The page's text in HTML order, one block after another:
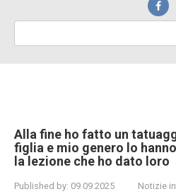
Alla fine ho fatto un
figlia e mio genero lo
la lezione che ho dato loro
Published by: 09.09.2025 Notizie